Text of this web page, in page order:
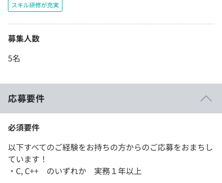
スキル研修が充実
募集人数
5名
応募要件
必須要件
以下すべてのご経験をお持ちの方からのご応募をおまちし
ています！
・C, C++ のいずれか 実務１年以上